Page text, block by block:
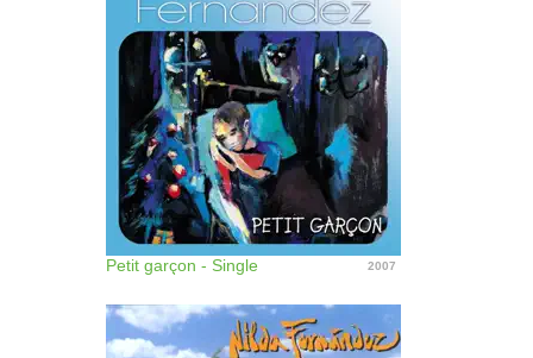
Petit garçon - Single 2007